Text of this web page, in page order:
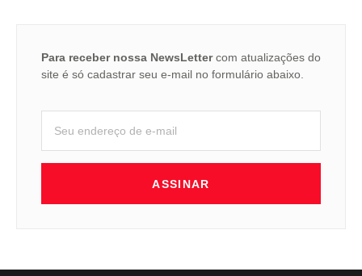
Para receber nossa NewsLettercom atualizações do
site é só cadastrar seu e-mail no formulário abaixo.
ASSINAR